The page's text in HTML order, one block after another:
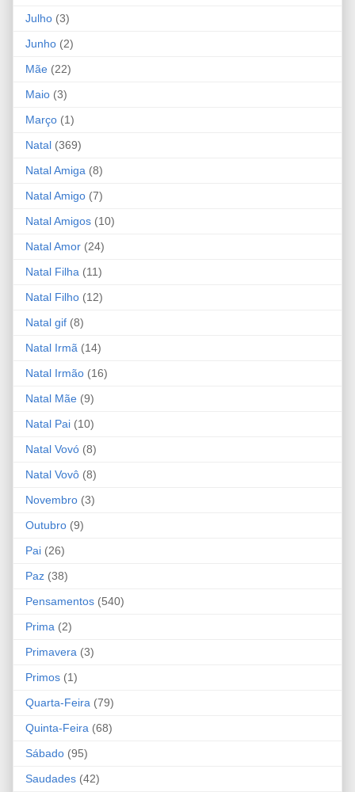
Julho (3)
Junho (2)
Mãe (22)
Maio (3)
Março (1)
Natal (369)
Natal Amiga (8)
Natal Amigo (7)
Natal Amigos (10)
Natal Amor (24)
Natal Filha (11)
Natal Filho (12)
Natal gif (8)
Natal Irmã (14)
Natal Irmão (16)
Natal Mãe (9)
Natal Pai (10)
Natal Vovó (8)
Natal Vovô (8)
Novembro (3)
Outubro (9)
Pai (26)
Paz (38)
Pensamentos (540)
Prima (2)
Primavera (3)
Primos (1)
Quarta-Feira (79)
Quinta-Feira (68)
Sábado (95)
Saudades (42)